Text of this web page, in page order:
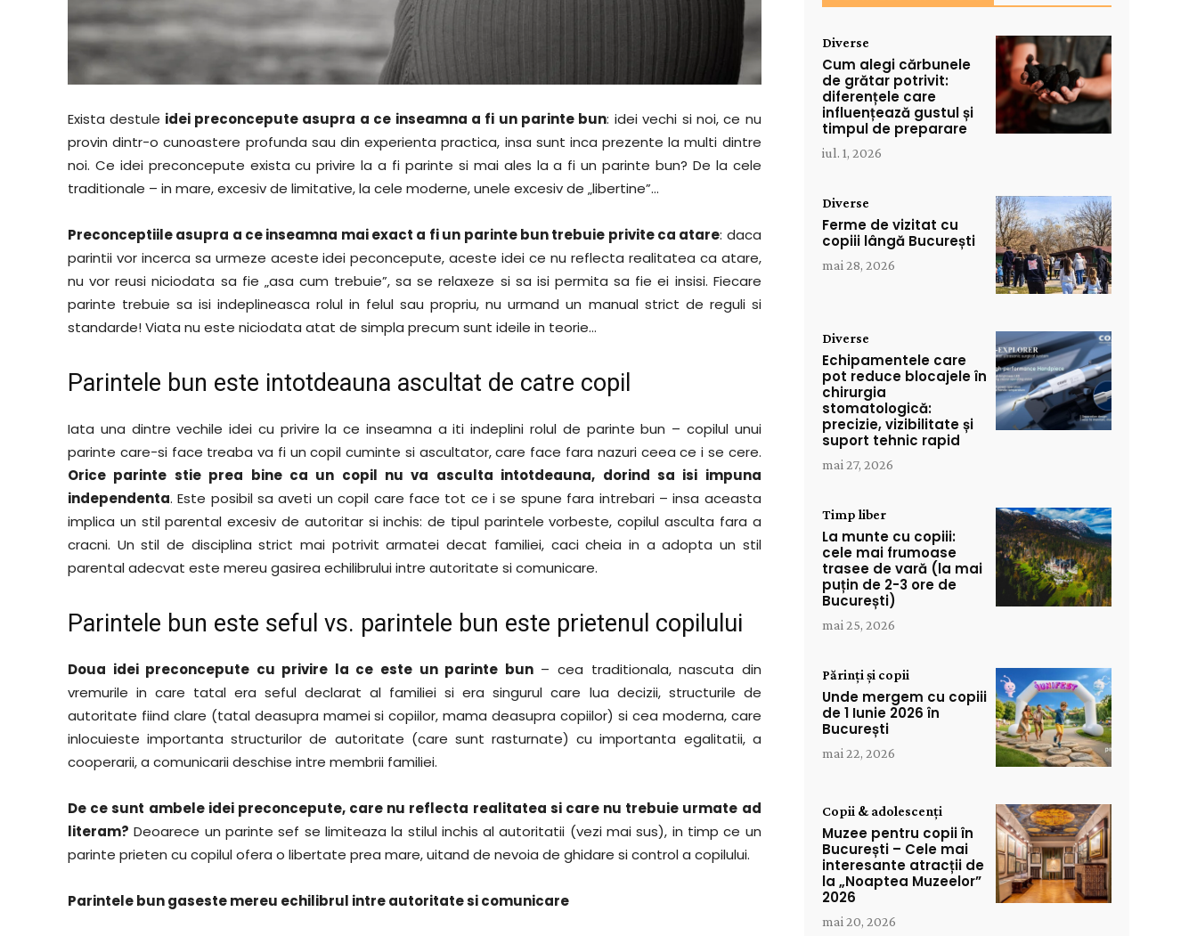
Exista destule idei preconcepute asupra a ce inseamna a fi un parinte bun: idei vechi si noi, ce nu
provin dintr-o cunoastere profunda sau din experienta practica, insa sunt inca prezente la multi dintre
noi. Ce idei preconcepute exista cu privire la a fi parinte si mai ales la a fi un parinte bun? De la cele
traditionale – in mare, excesiv de limitative, la cele moderne, unele excesiv de „libertine”…
Preconceptiile asupra a ce inseamna mai exact a fi un parinte bun trebuie privite ca atare: daca
parintii vor incerca sa urmeze aceste idei peconcepute, aceste idei ce nu reflecta realitatea ca atare,
nu vor reusi niciodata sa fie „asa cum trebuie”, sa se relaxeze si sa isi permita sa fie ei insisi. Fiecare
parinte trebuie sa isi indeplineasca rolul in felul sau propriu, nu urmand un manual strict de reguli si
standarde! Viata nu este niciodata atat de simpla precum sunt ideile in teorie…
Parintele bun este intotdeauna ascultat de catre copil
Iata una dintre vechile idei cu privire la ce inseamna a iti indeplini rolul de parinte bun – copilul unui
parinte care-si face treaba va fi un copil cuminte si ascultator, care face fara nazuri ceea ce i se cere.
Orice parinte stie prea bine ca un copil nu va asculta intotdeauna, dorind sa isi impuna
independenta. Este posibil sa aveti un copil care face tot ce i se spune fara intrebari – insa aceasta
implica un stil parental excesiv de autoritar si inchis: de tipul parintele vorbeste, copilul asculta fara a
cracni. Un stil de disciplina strict mai potrivit armatei decat familiei, caci cheia in a adopta un stil
parental adecvat este mereu gasirea echilibrului intre autoritate si comunicare.
Parintele bun este seful vs. parintele bun este prietenul copilului
Doua idei preconcepute cu privire la ce este un parinte bun– cea traditionala, nascuta din
vremurile in care tatal era seful declarat al familiei si era singurul care lua decizii, structurile de
autoritate fiind clare (tatal deasupra mamei si copiilor, mama deasupra copiilor) si cea moderna, care
inlocuieste importanta structurilor de autoritate (care sunt rasturnate) cu importanta egalitatii, a
cooperarii, a comunicarii deschise intre membrii familiei.
De ce sunt ambele idei preconcepute, care nu reflecta realitatea si care nu trebuie urmate ad
literam? Deoarece un parinte sef se limiteaza la stilul inchis al autoritatii (vezi mai sus), in timp ce un
parinte prieten cu copilul ofera o libertate prea mare, uitand de nevoia de ghidare si control a copilului.
Parintele bun gaseste mereu echilibrul intre autoritate si comunicare
Diverse
Cum alegi cărbunele
de grătar potrivit:
diferențele care
influențează gustul și
timpul de preparare
iul. 1, 2026
Diverse
Ferme de vizitat cu
copiii lângă București
mai 28, 2026
Diverse
Echipamentele care
pot reduce blocajele în
chirurgia
stomatologică:
precizie, vizibilitate și
suport tehnic rapid
mai 27, 2026
Timp liber
La munte cu copiii:
cele mai frumoase
trasee de vară (la mai
puțin de 2-3 ore de
București)
mai 25, 2026
Părinți și copii
Unde mergem cu copiii
de 1 Iunie 2026 în
București
mai 22, 2026
Copii & adolescenți
Muzee pentru copii în
București – Cele mai
interesante atracții de
la „Noaptea Muzeelor”
2026
mai 20, 2026